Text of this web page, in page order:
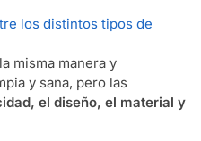
los distintos tipos de
misma manera y
y sana, pero las
el diseño, el material y